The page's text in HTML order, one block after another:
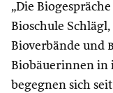
„Die
Bioschule
Bioverbände und
Biobäuerinnen in
begegnen sich